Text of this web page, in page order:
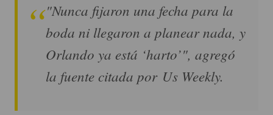
"Nunca fijaron una fecha para la
boda ni llegaron a planear nada, y
Orlando ya está ‘harto’", agregó
la fuente citada por Us Weekly.